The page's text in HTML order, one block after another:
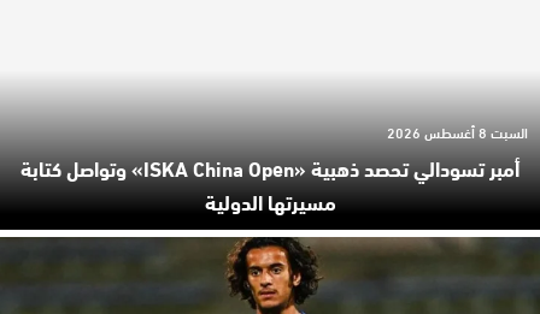
أمبر تسودالي تحصد ذهبية «ISKA China Open» وتواصل كتابة
مسيرتها الدولية
السبت 8 أغسطس 2026